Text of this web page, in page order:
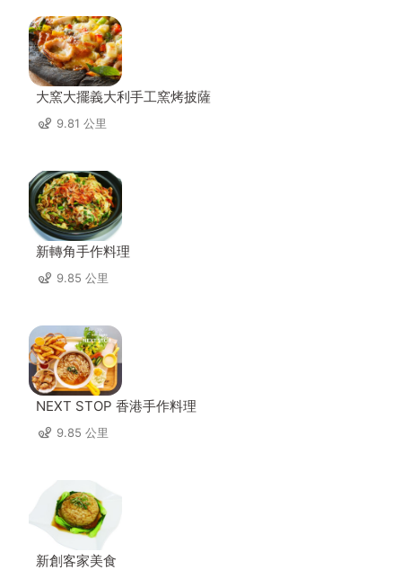
大窯大擺義大利手工窯烤披薩
9.81 公里
新轉角手作料理
9.85 公里
NEXT STOP 香港手作料理
9.85 公里
新創客家美食